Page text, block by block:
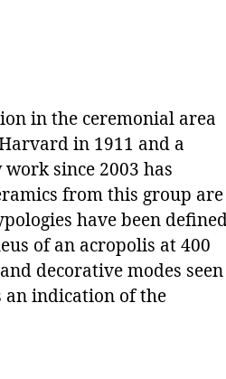
in the ceremonial area
in 1911 and a
since 2003 has
from this group are
have been
of an acropolis at 400
decorative modes seen
indication of the